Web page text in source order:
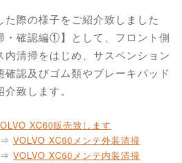
際の様子をご紹介致しました
・確認編①】として、フロント側
内清掃をはじめ、サスペンション
認及びゴム類やブレーキパッド
致します。
XC60販売致します
⇒ VOLVO XC60メンテ外装清掃
⇒ VOLVO XC60メンテ内装清掃